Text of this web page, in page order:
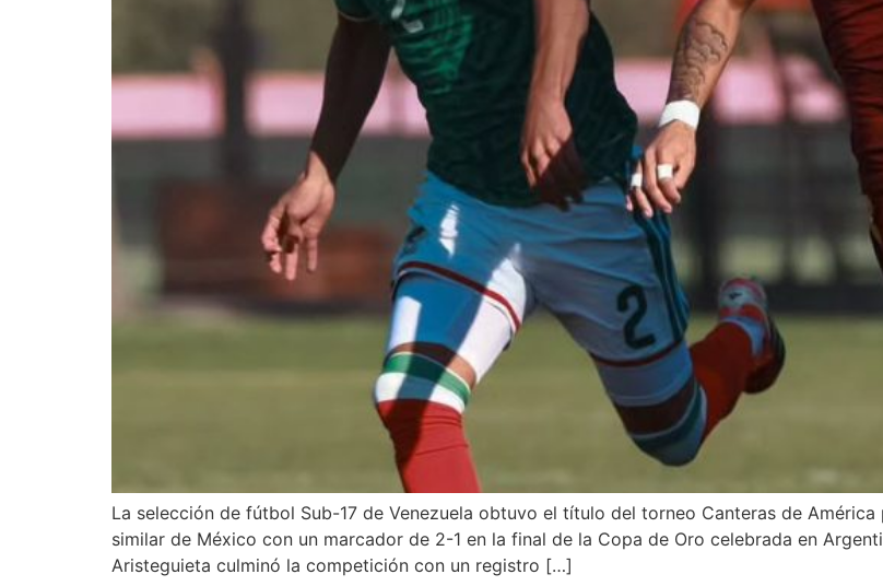
La selección de fútbol Sub-17 de Venezuela obtuvo el título del torneo Canteras de
similar de México con un marcador de 2-1 en la final de la Copa de Oro celebrada en
Aristeguieta culminó la competición con un registro […]